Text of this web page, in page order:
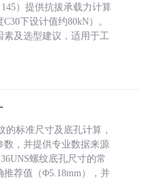
）提供抗拔承载力计算
下设计值约80kN）。
素及选型建议，适用于工
的标准尺寸及底孔计算，
数，并提供专业数据来源
螺纹底孔尺寸的常
推荐值（Φ5.18mm），并